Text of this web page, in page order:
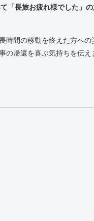
「長旅お疲れ様でした」の
時間の移動を終えた方へ
の帰還を喜ぶ気持ちを伝え